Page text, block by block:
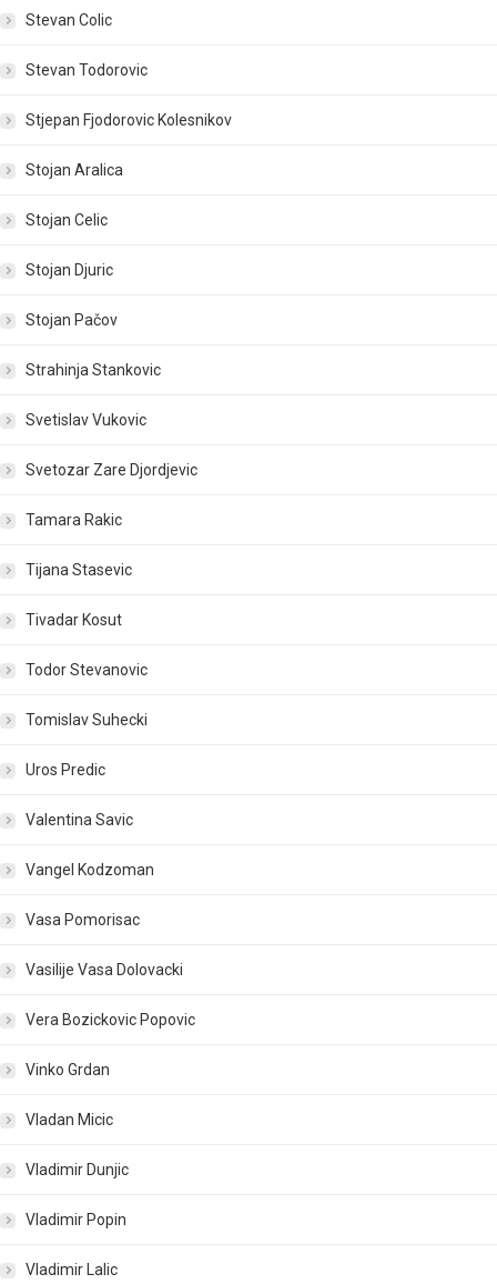
Stevan Colic
Stevan Todorovic
Stjepan Fjodorovic Kolesnikov
Stojan Aralica
Stojan Celic
Stojan Djuric
Stojan Pačov
Strahinja Stankovic
Svetislav Vukovic
Svetozar Zare Djordjevic
Tamara Rakic
Tijana Stasevic
Tivadar Kosut
Todor Stevanovic
Tomislav Suhecki
Uros Predic
Valentina Savic
Vangel Kodzoman
Vasa Pomorisac
Vasilije Vasa Dolovacki
Vera Bozickovic Popovic
Vinko Grdan
Vladan Micic
Vladimir Dunjic
Vladimir Popin
Vladimir Lalic